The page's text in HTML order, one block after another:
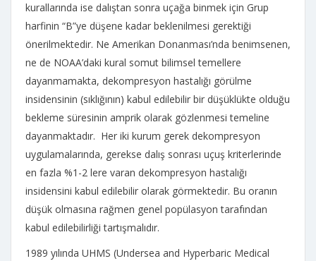
kurallarında ise dalıştan sonra uçağa binmek için Grup
harfinin “B”ye düşene kadar beklenilmesi gerektiği
önerilmektedir. Ne Amerikan Donanması’nda benimsenen,
ne de NOAA’daki kural somut bilimsel temellere
dayanmamakta, dekompresyon hastalığı görülme
insidensinin (sıklığının) kabul edilebilir bir düşüklükte olduğu
bekleme süresinin amprik olarak gözlenmesi temeline
dayanmaktadır. Her iki kurum gerek dekompresyon
uygulamalarında, gerekse dalış sonrası uçuş kriterlerinde
en fazla %1-2 lere varan dekompresyon hastalığı
insidensini kabul edilebilir olarak görmektedir. Bu oranın
düşük olmasına rağmen genel popülasyon tarafından
kabul edilebilirliği tartışmalıdır.
1989 yılında UHMS (Undersea and Hyperbaric Medical